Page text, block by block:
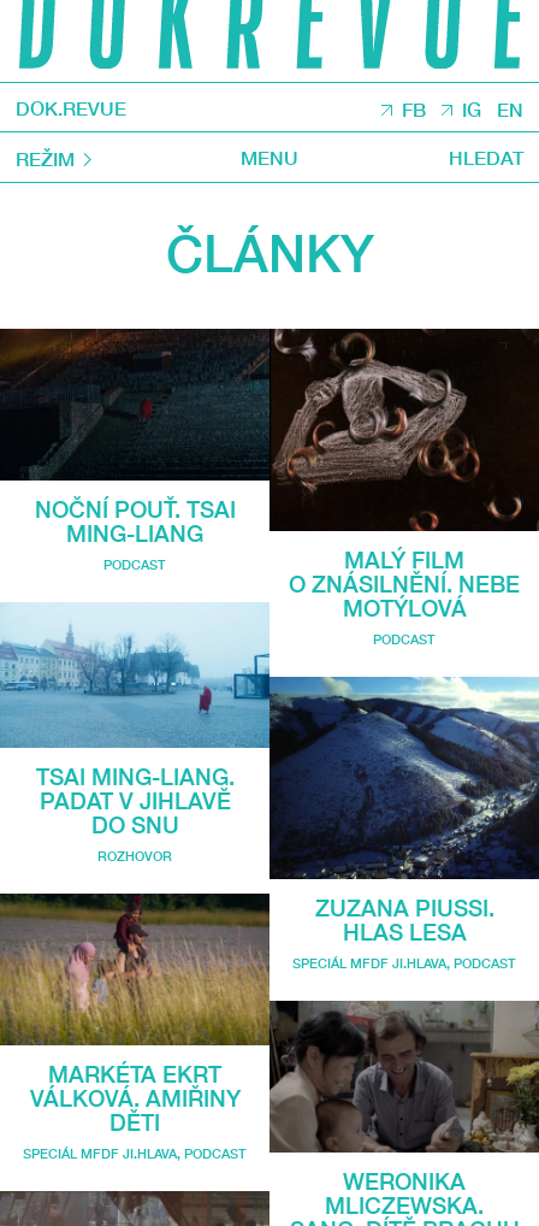
DOK.REVUE FB IG EN
REŽIM MENU HLEDAT
ČLÁNKY
NOČNÍ POUŤ. TSAI
MING-LIANG
PODCAST
TSAI MING-LIANG.
PADAT V JIHLAVĚ
DO SNU
ROZHOVOR
MARKÉTA EKRT
VÁLKOVÁ. AMIŘINY
DĚTI
SPECIÁL MFDF JI.HLAVA, PODCAST
MALÝ FILM
O ZNÁSILNĚNÍ. NEBE
MOTÝLOVÁ
PODCAST
ZUZANA PIUSSI.
HLAS LESA
SPECIÁL MFDF JI.HLAVA, PODCAST
WERONIKA
MLICZEWSKA.